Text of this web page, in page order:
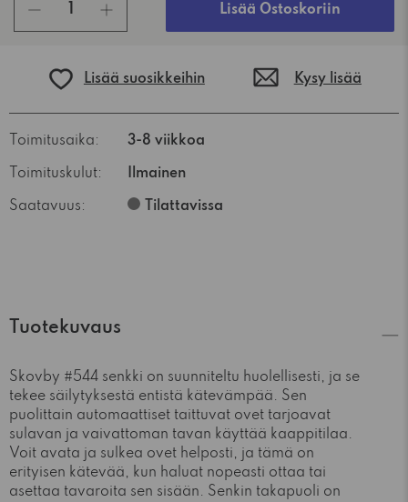
Lisää Ostoskoriin
Lisää suosikkeihin Kysy lisää
Toimitusaika: 3-8 viikkoa
Toimituskulut: Ilmainen
Saatavuus: Tilattavissa
Tuotekuvaus
Skovby #544 senkki on suunniteltu huolellisesti, ja se
tekee säilytyksestä entistä kätevämpää. Sen
puolittain automaattiset taittuvat ovet tarjoavat
sulavan ja vaivattoman tavan käyttää kaappitilaa.
Voit avata ja sulkea ovet helposti, ja tämä on
erityisen kätevää, kun haluat nopeasti ottaa tai
asettaa tavaroita sen sisään. Senkin takapuoli on